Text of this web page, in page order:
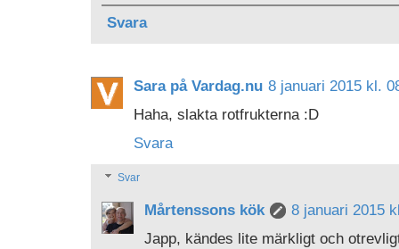
Svara
Sara på Vardag.nu 8 januari 2015 kl.
Haha, slakta rotfrukterna :D
Svara
Svar
Mårtenssons kök
8 januari 2015
Japp, kändes lite märkligt och